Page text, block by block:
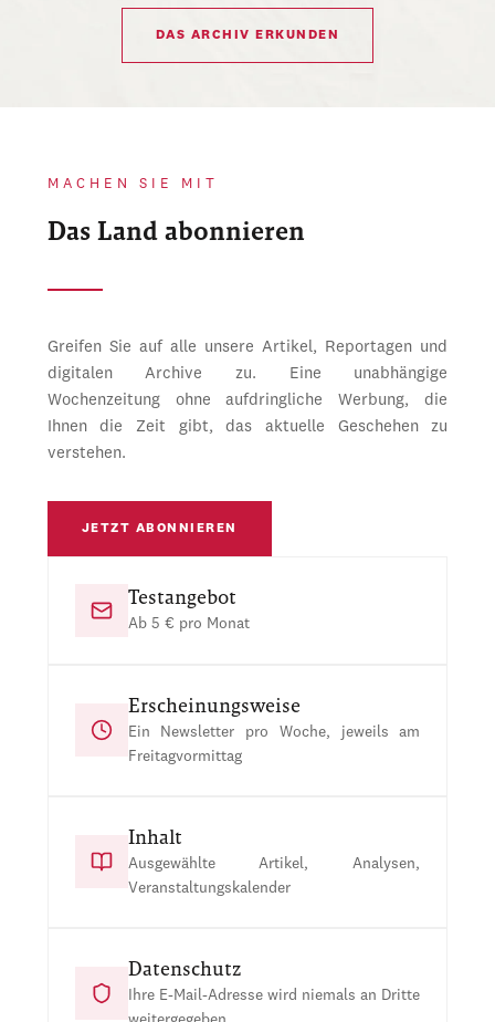
DAS ARCHIV ERKUNDEN
MACHEN SIE MIT
Das Land abonnieren
Greifen Sie auf alle unsere Artikel, Reportagen und
digitalen Archive zu. Eine unabhängige
Wochenzeitung ohne aufdringliche Werbung, die
Ihnen die Zeit gibt, das aktuelle Geschehen zu
verstehen.
JETZT ABONNIEREN
Testangebot
Ab 5 € pro Monat
Erscheinungsweise
Ein Newsletter pro Woche, jeweils am
Freitagvormittag
Inhalt
Ausgewählte Artikel, Analysen,
Veranstaltungskalender
Datenschutz
Ihre E-Mail-Adresse wird niemals an Dritte